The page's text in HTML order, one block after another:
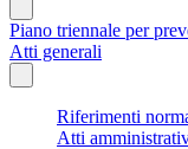
Piano triennale per
Atti generali
Riferimenti
Atti